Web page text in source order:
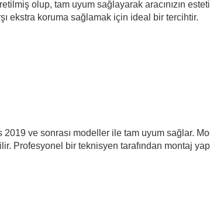
olup, tam uyum sağlayarak aracınızın
ekstra koruma sağlamak için ideal bir tercihtir.
ve sonrası modeller ile tam uyum sağlar.
Profesyonel bir teknisyen tarafından montaj